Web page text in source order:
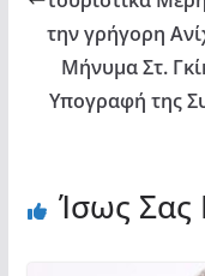
την γρήγορη
Μήνυμα Στ.
Υπογραφή της
Ίσως Σας